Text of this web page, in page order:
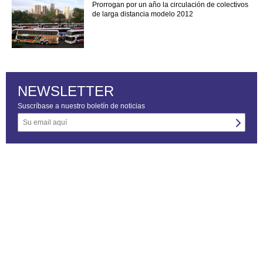
Prorrogan por un año la circulación de colectivos
de larga distancia modelo 2012
NEWSLETTER
Suscríbase a nuestro boletín de noticias